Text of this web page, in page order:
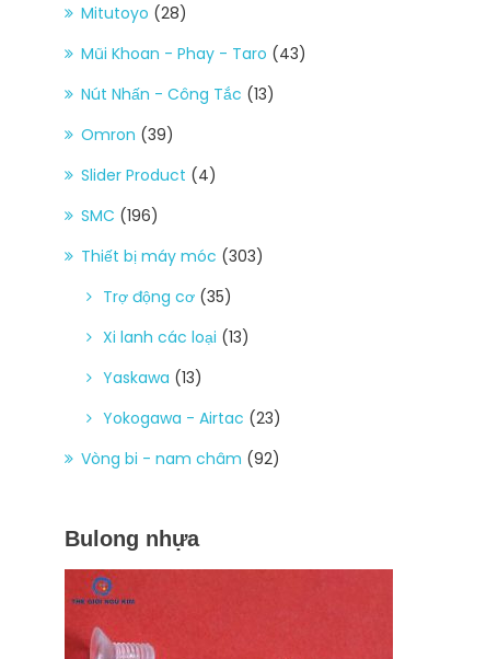
Mitutoyo (28)
Mũi Khoan - Phay - Taro (43)
Nút Nhấn - Công Tắc (13)
Omron (39)
Slider Product (4)
SMC (196)
Thiết bị máy móc (303)
Trợ động cơ (35)
Xi lanh các loại (13)
Yaskawa (13)
Yokogawa - Airtac (23)
Vòng bi - nam châm (92)
Bulong nhựa